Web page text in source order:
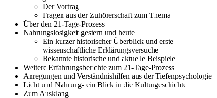
Der Vortrag
Fragen aus der Zuhörerschaft zum Thema
Über den 21-Tage-Prozess
Nahrungslosigkeit gestern und heute
Ein kurzer historischer Überblick und erste
wissenschaftliche Erklärungsversuche
Bekannte historische und aktuelle Beispiele
Weitere Erfahrungsberichte zum 21-Tage-Prozess
Anregungen und Verständnishilfen aus der Tiefenpsychologie
Licht und Nahrung- ein Blick in die Kulturgeschichte
Zum Ausklang